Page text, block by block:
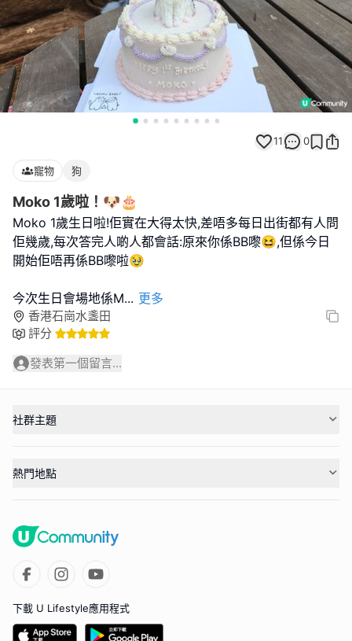
11 0
寵物 狗
Moko 1歲啦！🐶🎂
Moko 1歲生日啦!佢實在大得太快,差唔多每日出街都有人問
佢幾歲,每次答完人啲人都會話:原來你係BB嚟😆,但係今日
開始佢唔再係BB嚟啦🥹
今次生日會場地係M... 更多
香港石崗水盞田
評分
發表第一個留言...
社群主題
熱門地點
下載 U Lifestyle應用程式